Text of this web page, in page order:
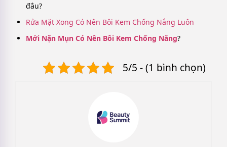
đâu?
Rửa Mặt Xong Có Nên Bôi Kem Chống Nắng Luôn
Mới Nặn Mụn Có Nên Bôi Kem Chống Nắng?
5/5 - (1 bình chọn)